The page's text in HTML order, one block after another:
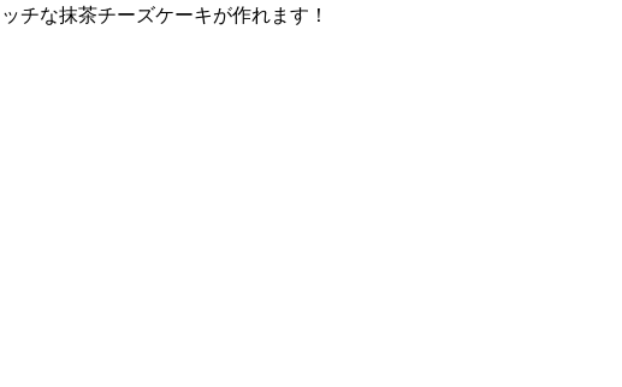
チな抹茶チーズケーキが作れます！